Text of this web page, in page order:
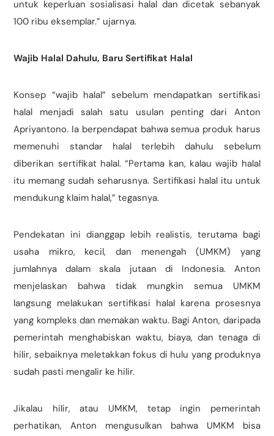
untuk keperluan sosialisasi halal dan dicetak sebanyak
100 ribu eksemplar.” ujarnya.
Wajib Halal Dahulu, Baru Sertifikat Halal
Konsep “wajib halal” sebelum mendapatkan sertifikasi
halal menjadi salah satu usulan penting dari Anton
Apriyantono. Ia berpendapat bahwa semua produk harus
memenuhi standar halal terlebih dahulu sebelum
diberikan sertifikat halal. “Pertama kan, kalau wajib halal
itu memang sudah seharusnya. Sertifikasi halal itu untuk
mendukung klaim halal,” tegasnya.
Pendekatan ini dianggap lebih realistis, terutama bagi
usaha mikro, kecil, dan menengah (UMKM) yang
jumlahnya dalam skala jutaan di Indonesia. Anton
menjelaskan bahwa tidak mungkin semua UMKM
langsung melakukan sertifikasi halal karena prosesnya
yang kompleks dan memakan waktu. Bagi Anton, daripada
pemerintah menghabiskan waktu, biaya, dan tenaga di
hilir, sebaiknya meletakkan fokus di hulu yang produknya
sudah pasti mengalir ke hilir.
Jikalau hilir, atau UMKM, tetap ingin pemerintah
perhatikan, Anton mengusulkan bahwa UMKM bisa